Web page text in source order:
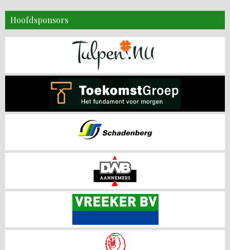
Hoofdsponsors